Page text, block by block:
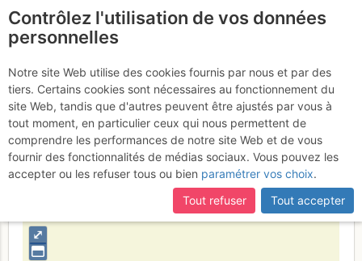
Presles - Fond du cirque
: Absolue
Dimanche 23 avril 2017
France Isère Vercors
⤢
Contrôlez l'utilisation de vos données
personnelles
Notre site Web utilise des cookies fournis par nous et par des
tiers. Certains cookies sont nécessaires au fonctionnement du
site Web, tandis que d'autres peuvent être ajustés par vous à
tout moment, en particulier ceux qui nous permettent de
comprendre les performances de notre site Web et de vous
fournir des fonctionnalités de médias sociaux. Vous pouvez les
accepter ou les refuser tous ou bien paramétrer vos choix.
Tout refuser
Tout accepter